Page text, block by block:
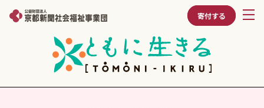
寄付する